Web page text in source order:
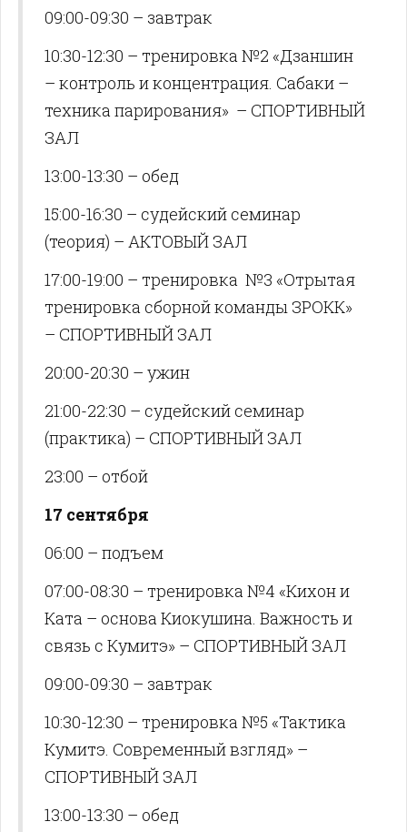
09:00-09:30 – завтрак
10:30-12:30 – тренировка №2 «Дзаншин
– контроль и концентрация. Сабаки –
техника парирования» – СПОРТИВНЫЙ
ЗАЛ
13:00-13:30 – обед
15:00-16:30 – судейский семинар
(теория) – АКТОВЫЙ ЗАЛ
17:00-19:00 – тренировка №3 «Отрытая
тренировка сборной команды ЗРОКК»
– СПОРТИВНЫЙ ЗАЛ
20:00-20:30 – ужин
21:00-22:30 – судейский семинар
(практика) – СПОРТИВНЫЙ ЗАЛ
23:00 – отбой
17 сентября
06:00 – подъем
07:00-08:30 – тренировка №4 «Кихон и
Ката – основа Киокушина. Важность и
связь с Кумитэ» – СПОРТИВНЫЙ ЗАЛ
09:00-09:30 – завтрак
10:30-12:30 – тренировка №5 «Тактика
Кумитэ. Современный взгляд» –
СПОРТИВНЫЙ ЗАЛ
13:00-13:30 – обед